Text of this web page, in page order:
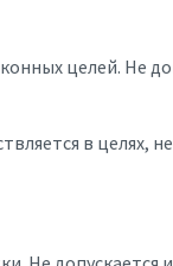
целей. Не
в целях,